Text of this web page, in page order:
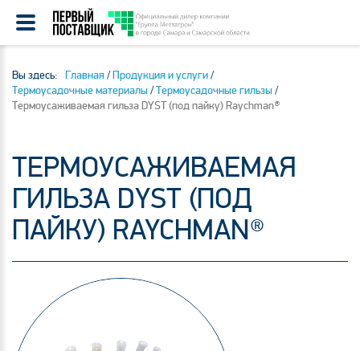
Вы здесь: Главная /Продукция и услуги/
Термоусадочные материалы /Термоусадочные гильзы /
Термоусаживаемая гильза DYST (под пайку) Raychman®
ТЕРМОУСАЖИВАЕМАЯ
ГИЛЬЗА DYST (ПОД
ПАЙКУ) RAYCHMAN®